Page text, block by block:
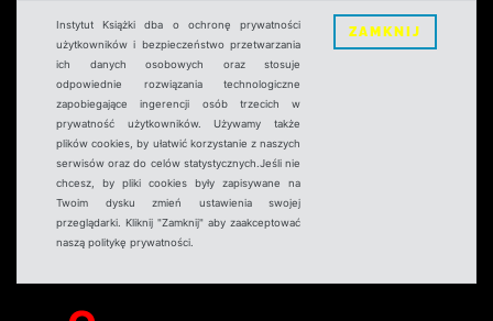
Instytut Książki dba o ochronę prywatności
użytkowników i bezpieczeństwo przetwarzania
ich danych osobowych oraz stosuje
odpowiednie rozwiązania technologiczne
zapobiegające ingerencji osób trzecich w
prywatność użytkowników. Używamy także
plików cookies, by ułatwić korzystanie z naszych
serwisów oraz do celów statystycznych.Jeśli nie
chcesz, by pliki cookies były zapisywane na
Twoim dysku zmień ustawienia swojej
przeglądarki. Kliknij "Zamknij" aby zaakceptować
naszą politykę prywatności.
ZAMKNIJ